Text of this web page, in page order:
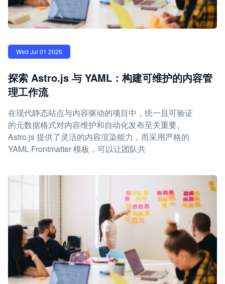
Wed Jul 01 2026
探索 Astro.js 与 YAML：构建可维护的内容管
理工作流
在现代静态站点与内容驱动的项目中，统一且可验证
的元数据格式对内容维护和自动化发布至关重要。
Astro.js 提供了灵活的内容渲染能力，而采用严格的
YAML Frontmatter 模板，可以让团队共